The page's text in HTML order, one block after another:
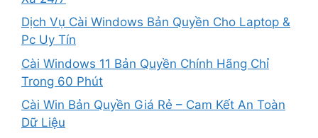
Dịch Vụ Cài Windows Bản Quyền Cho Laptop &
Pc Uy Tín
Cài Windows 11 Bản Quyền Chính Hãng Chỉ
Trong 60 Phút
Cài Win Bản Quyền Giá Rẻ – Cam Kết An Toàn
Dữ Liệu